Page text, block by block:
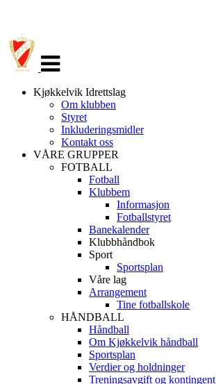
navigasjon
Kjøkkelvik Idrettslag
Om klubben
Styret
Inkluderingsmidler
Kontakt oss
VÅRE GRUPPER
FOTBALL
Fotball
Klubbem
Informasjon
Fotballstyret
Banekalender
Klubbhåndbok
Sport
Sportsplan
Våre lag
Arrangement
Tine fotballskole
HÅNDBALL
Håndball
Om Kjøkkelvik håndball
Sportsplan
Verdier og holdninger
Treningsavgift og kontingent